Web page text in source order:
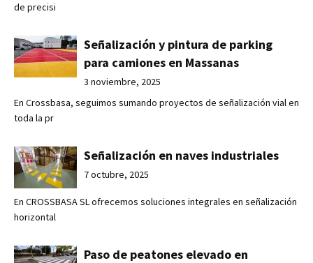
de precisi
Señalización y pintura de parking
para camiones en Massanas
3 noviembre, 2025
En Crossbasa, seguimos sumando proyectos de señalización vial en
toda la pr
Señalización en naves industriales
7 octubre, 2025
En CROSSBASA SL ofrecemos soluciones integrales en señalización
horizontal
Paso de peatones elevado en